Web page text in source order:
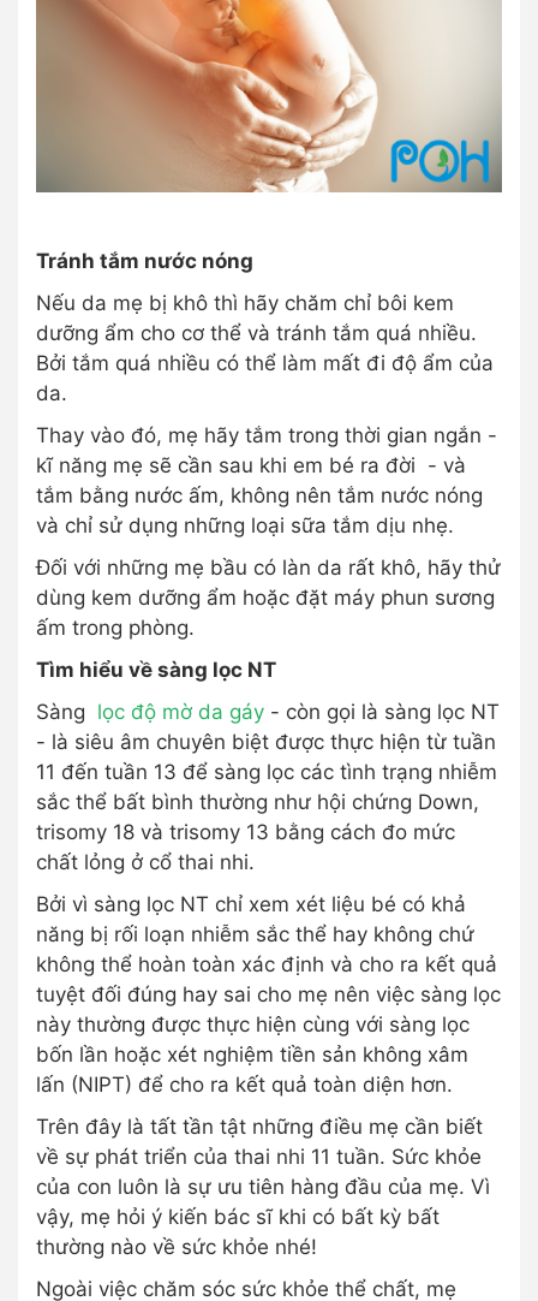
Tránh tắm nước nóng
Nếu da mẹ bị khô thì hãy chăm chỉ bôi kem
dưỡng ẩm cho cơ thể và tránh tắm quá nhiều.
Bởi tắm quá nhiều có thể làm mất đi độ ẩm của
da.
Thay vào đó, mẹ hãy tắm trong thời gian ngắn -
kĩ năng mẹ sẽ cần sau khi em bé ra đời - và
tắm bằng nước ấm, không nên tắm nước nóng
và chỉ sử dụng những loại sữa tắm dịu nhẹ.
Đối với những mẹ bầu có làn da rất khô, hãy thử
dùng kem dưỡng ẩm hoặc đặt máy phun sương
ấm trong phòng.
Tìm hiểu về sàng lọc NT
Sàng lọc độ mờ da gáy - còn gọi là sàng lọc NT
- là siêu âm chuyên biệt được thực hiện từ tuần
11 đến tuần 13 để sàng lọc các tình trạng nhiễm
sắc thể bất bình thường như hội chứng Down,
trisomy 18 và trisomy 13 bằng cách đo mức
chất lỏng ở cổ thai nhi.
Bởi vì sàng lọc NT chỉ xem xét liệu bé có khả
năng bị rối loạn nhiễm sắc thể hay không chứ
không thể hoàn toàn xác định và cho ra kết quả
tuyệt đối đúng hay sai cho mẹ nên việc sàng lọc
này thường được thực hiện cùng với sàng lọc
bốn lần hoặc xét nghiệm tiền sản không xâm
lấn (NIPT) để cho ra kết quả toàn diện hơn.
Trên đây là tất tần tật những điều mẹ cần biết
về sự phát triển của thai nhi 11 tuần. Sức khỏe
của con luôn là sự ưu tiên hàng đầu của mẹ. Vì
vậy, mẹ hỏi ý kiến bác sĩ khi có bất kỳ bất
thường nào về sức khỏe nhé!
Ngoài việc chăm sóc sức khỏe thể chất, mẹ